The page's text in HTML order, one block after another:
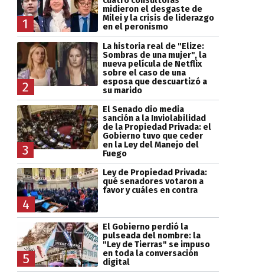
1
midieron el desgaste de
Milei y la crisis de liderazgo
en el peronismo
2
La historia real de "Elize:
Sombras de una mujer", la
nueva película de Netflix
sobre el caso de una
esposa que descuartizó a
su marido
3
El Senado dio media
sanción a la Inviolabilidad
de la Propiedad Privada: el
Gobierno tuvo que ceder
en la Ley del Manejo del
Fuego
4
Ley de Propiedad Privada:
qué senadores votaron a
favor y cuáles en contra
5
El Gobierno perdió la
pulseada del nombre: la
"Ley de Tierras" se impuso
en toda la conversación
digital